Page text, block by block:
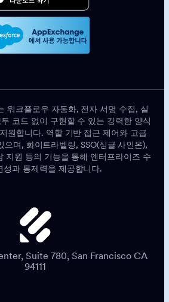
워크플로우 자동화, 전자 서명 수집, 실
코드 없이 구현할 수 있는 강력한 양식
원합니다. 역할 기반 접근 제어와 고급
으며, 화이트라벨링, SSO(싱글 사인온),
지원 등의 기능을 통해 엔터프라이즈 수
성과 통제력을 제공합니다.
Suite 780, San Francisco CA
94111